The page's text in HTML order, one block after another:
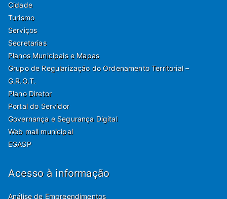
Cidade
Turismo
Serviços
Secretarias
Planos Municipais e Mapas
Grupo de Regularização do Ordenamento Territorial –
G.R.O.T.
Plano Diretor
Portal do Servidor
Governança e Segurança Digital
Web mail municipal
EGASP
Acesso à informação
Análise de Empreendimentos